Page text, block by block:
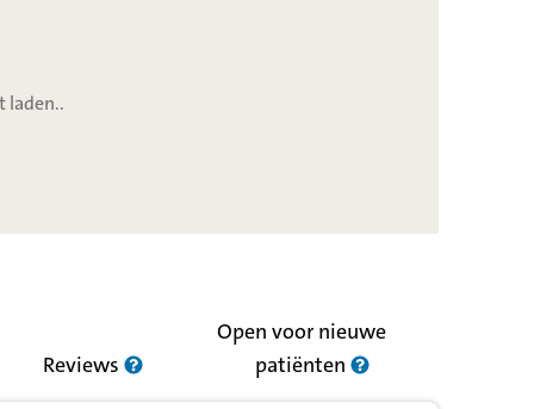
laden..
Reviews
Open voor nieuwe
patiënten